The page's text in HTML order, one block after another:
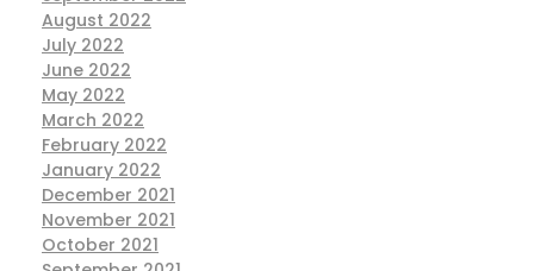
August 2022
July 2022
June 2022
May 2022
March 2022
February 2022
January 2022
December 2021
November 2021
October 2021